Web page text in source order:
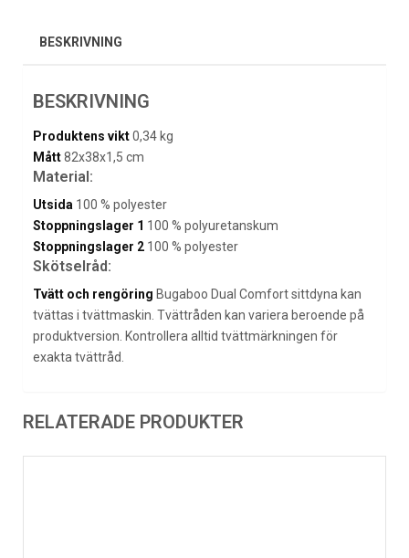
BESKRIVNING
BESKRIVNING
Produktens vikt0,34 kg
Mått82x38x1,5 cm
Material:
Utsida 100 % polyester
Stoppningslager 1 100 % polyuretanskum
Stoppningslager 2 100 % polyester
Skötselråd:
Tvätt och rengöring Bugaboo Dual Comfort sittdyna kan
tvättas i tvättmaskin. Tvättråden kan variera beroende på
produktversion. Kontrollera alltid tvättmärkningen för
exakta tvättråd.
RELATERADE PRODUKTER